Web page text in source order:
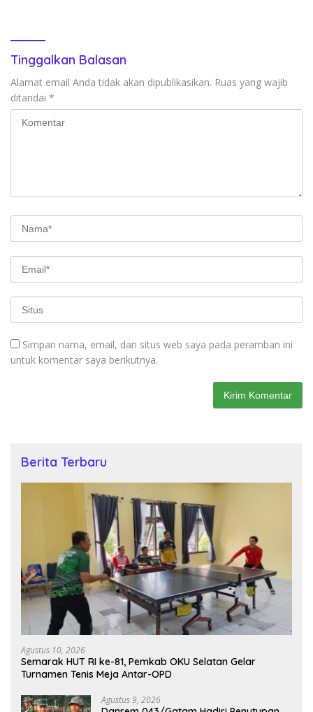
Tinggalkan Balasan
Alamat email Anda tidak akan dipublikasikan. Ruas yang wajib
ditandai *
Simpan nama, email, dan situs web saya pada peramban ini
untuk komentar saya berikutnya.
Berita Terbaru
Agustus 10, 2026
Semarak HUT RI ke-81, Pemkab OKU Selatan Gelar
Turnamen Tenis Meja Antar-OPD
Agustus 9, 2026